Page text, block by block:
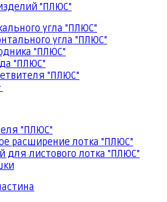
"ПЛЮС"
угла "ПЛЮС"
угла "ПЛЮС"
"ПЛЮС"
"ПЛЮС"
"ПЛЮС"
"ПЛЮС"
расширение лотка "ПЛЮС"
для листового лотка "ПЛЮС"